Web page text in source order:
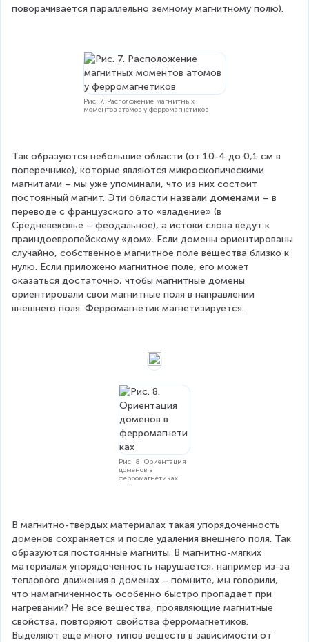
поворачивается параллельно земному магнитному полю).
Рис. 7. Расположение магнитных
моментов атомов у ферромагнетиков
Так образуются небольшие области (от 10-4 до 0,1 см в
поперечнике), которые являются микроскопическими
магнитами – мы уже упоминали, что из них состоит
постоянный магнит. Эти области назвали доменами – в
переводе с французского это «владение» (в
Средневековье – феодальное), а истоки слова ведут к
праиндоевропейскому «дом». Если домены ориентированы
случайно, собственное магнитное поле вещества близко к
нулю. Если приложено магнитное поле, его может
оказаться достаточно, чтобы магнитные домены
ориентировали свои магнитные поля в направлении
внешнего поля. Ферромагнетик магнетизируется.
Рис. 8. Ориентация
доменов в
ферромагнетиках
В магнитно-твердых материалах такая упорядоченность
доменов сохраняется и после удаления внешнего поля. Так
образуются постоянные магниты. В магнитно-мягких
материалах упорядоченность нарушается, например из-за
теплового движения в доменах – помните, мы говорили,
что намагниченность особенно быстро пропадает при
нагревании? Не все вещества, проявляющие магнитные
свойства, повторяют свойства ферромагнетиков.
Выделяют еще много типов веществ в зависимости от